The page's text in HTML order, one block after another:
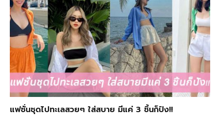
แฟชั่นชุดไปทะเลสวยๆ ใส่สบาย มีแค่ 3 ชิ้นก็ปัง!!